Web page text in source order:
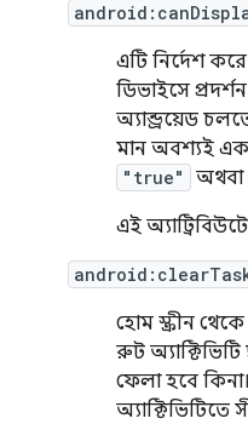
এটি নির্দেশ
ডিভাইসে
অ্যান্ড্রয়েড
মান অবশ্যই
"true" অথবা
এই
হোম স্ক্রীন
রুট অ্যাক্টিভিটি
ফেলা হবে
অ্যাক্টিভিটিতে